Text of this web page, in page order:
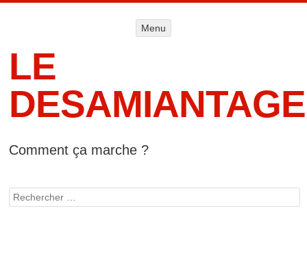
Menu
LE
DESAMIANTAGE
Comment ça marche ?
Rechercher